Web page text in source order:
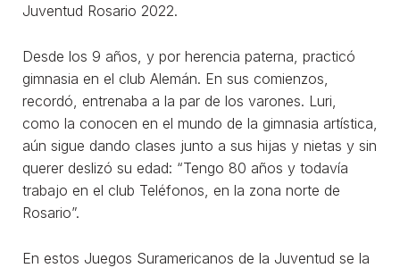
Juventud Rosario 2022.
Desde los 9 años, y por herencia paterna, practicó
gimnasia en el club Alemán. En sus comienzos,
recordó, entrenaba a la par de los varones. Luri,
como la conocen en el mundo de la gimnasia artística,
aún sigue dando clases junto a sus hijas y nietas y sin
querer deslizó su edad: “Tengo 80 años y todavía
trabajo en el club Teléfonos, en la zona norte de
Rosario”.
En estos Juegos Suramericanos de la Juventud se la